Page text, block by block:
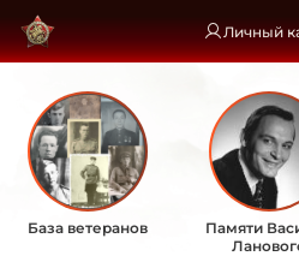
Личный
База ветеранов
Памяти